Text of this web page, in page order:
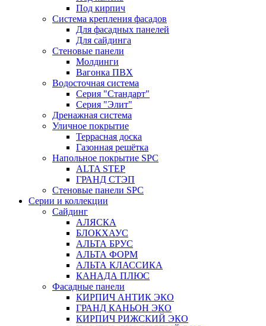
Под кирпич
Система крепления фасадов
Для фасадных панелей
Для сайдинга
Стеновые панели
Молдинги
Вагонка ПВХ
Водосточная система
Серия "Стандарт"
Серия "Элит"
Дренажная система
Уличное покрытие
Террасная доска
Газонная решётка
Напольное покрытие SPC
ALTA STEP
ГРАНД СТЭП
Стеновые панели SPC
Серии и коллекции
Сайдинг
АЛЯСКА
БЛОКХАУС
АЛЬТА БРУС
АЛЬТА ФОРМ
АЛЬТА КЛАССИКА
КАНАДА ПЛЮС
Фасадные панели
КИРПИЧ АНТИК ЭКО
ГРАНД КАНЬОН ЭКО
КИРПИЧ РИЖСКИЙ ЭКО